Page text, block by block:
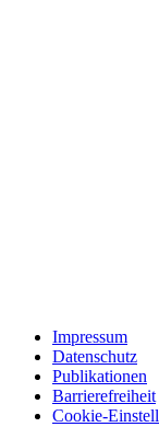
Impressum
Datenschutz
Publikationen
Barrierefreiheit
Cookie-